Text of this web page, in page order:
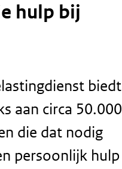
hulp bij
biedt
aan circa 50.000
die dat nodig
persoonlijk hulp